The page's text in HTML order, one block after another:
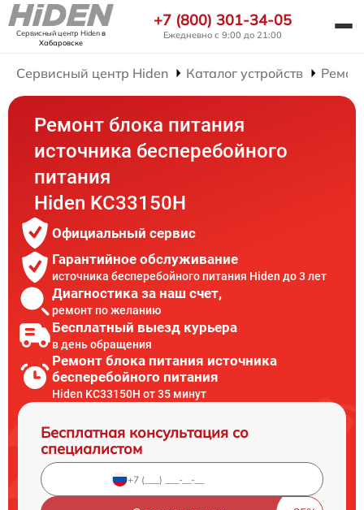
Сервисный центр Hidenв
Хабаровске
+7 (800) 301-34-05
Ежедневно с 9:00 до 21:00
Сервисный центр Hiden Каталог устройств
Ремонт блока питания
источника бесперебойного
питания
Hiden KC33150H
Официальный сервис
Гарантийное обслуживание
источника бесперебойного питания Hiden до 3 лет
Диагностика за наш счет,
ремонт по желанию
Бесплатный выезд курьера
в день обращения
Ремонт блока питания источника
бесперебойного питания
Hiden KC33150H от 35 минут
Бесплатная консультация со
специалистом